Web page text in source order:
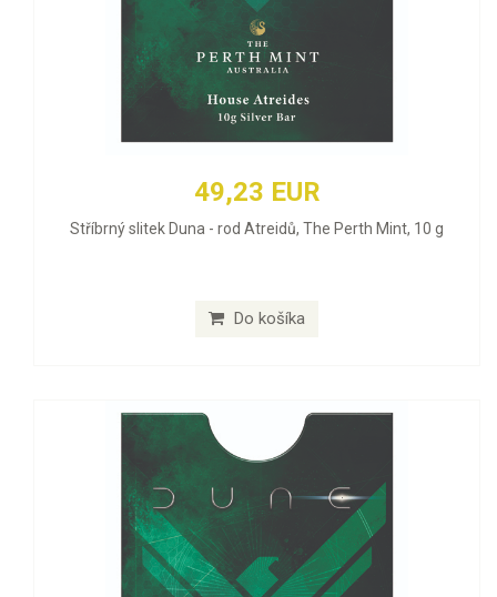
49,23 EUR
Stříbrný slitek Duna - rod Atreidů, The Perth Mint, 10 g
Do košíka